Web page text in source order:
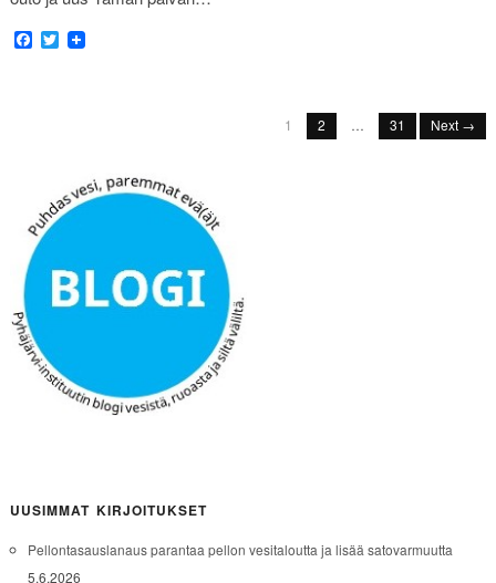
Facebook
Twitter
1 2 … 31 Next →
UUSIMMAT KIRJOITUKSET
Pellontasauslanaus parantaa pellon vesitaloutta ja lisää satovarmuutta
5.6.2026